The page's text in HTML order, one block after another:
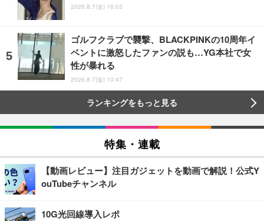
2026.8.7(金) 16:03
ゴルフクラブで襲撃、BLACKPINKの10周年イ
ベントに激怒したファンの説も…YG本社で女
性が暴れる
2026.8.7(金) 10:47
ランキングをもっと見る
特集・連載
【動画レビュー】注目ガジェットを動画で解説！公式Y
ouTubeチャンネル
10G光回線導入レポ